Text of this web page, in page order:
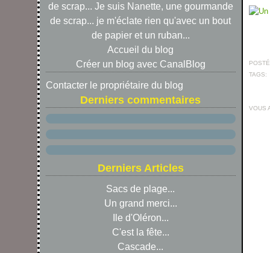
de scrap... Je suis Nanette, une gourmande
de scrap... je m'éclate rien qu'avec un bout
de papier et un ruban...
Accueil du blog
Créer un blog avec CanalBlog
Contacter le propriétaire du blog
Derniers commentaires
Derniers Articles
Sacs de plage...
Un grand merci...
Ile d'Oléron...
C'est la fête...
Cascade...
TAGS:
VOUS